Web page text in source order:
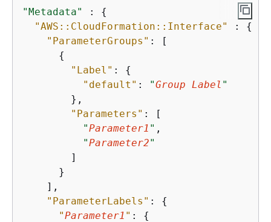
"Metadata" : {
"AWS::CloudFormation::Interface"
: {
"ParameterGroups" : [
{
"Label" : {
"default" : "Group Label "
        },
"Parameters" : [
"Parameter1 " ,
"Parameter2"
        ]
      }
    ],
"ParameterLabels" : {
"Parameter1 " : {